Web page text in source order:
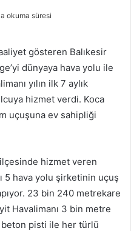
okuma süresi
gösteren Balıkesir
dünyaya hava yolu ile
yılın ilk 7 aylık
hizmet verdi. Koca
uçuşuna ev sahipliği
ilçesinde hizmet veren
5 hava yolu şirketinin uçuş
23 bin 240 metrekare
Havalimanı 3 bin metre
pisti ile her türlü